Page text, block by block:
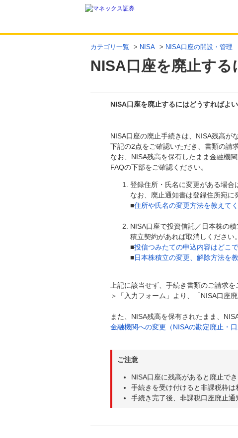
カテゴリ一覧 > NISA > NISA口座の開設・管理
NISA口座を廃止す
NISA口座を廃止するにはどうすればよ
NISA口座の廃止手続きは、NISA残高が
下記の2点をご確認いただき、書類の請
なお、NISA残高を保有したまま金融機
FAQの下部をご確認ください。
登録住所・氏名に変更がある場合
なお、廃止通知書は登録住所宛に
■住所や氏名の変更方法を教えてく
NISA口座で投資信託／日本株の
積立契約があれば取消しください。
■投信つみたての申込内容はどこ
■日本株積立の変更、解除方法を
上記に該当せず、手続き書類のご請求
＞「入力フォーム」より、「NISA口座
また、NISA残高を保有されたまま、
金融機関への変更（NISAの勘定廃止・口
ご注意
NISA口座に残高があると廃止でき
手続きを受け付けると非課税枠は
手続き完了後、非課税口座廃止通